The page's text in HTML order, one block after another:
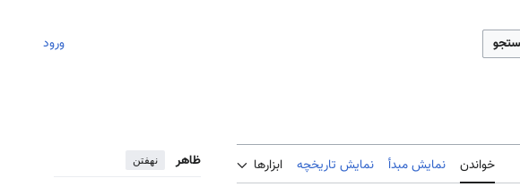
ورود
خواندن نمایش مبدأ نمایش تاریخچه ابزارها ظاهر نهفتن